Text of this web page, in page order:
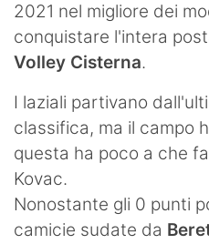
2021 nel migliore dei
conquistare l'intera
Volley Cisterna.
I laziali partivano
classifica, ma il campo
questa ha poco a che
Kovac.
Nonostante gli 0 punti
camicie sudate da